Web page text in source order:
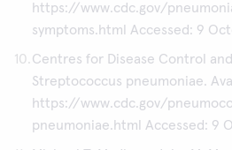
https://www.cdc.gov/
symptoms.html Accessed: 9
Centres for Disease Control
Streptococcus pneumoniae.
https://www.cdc.gov/
pneumoniae.html Accessed: 9